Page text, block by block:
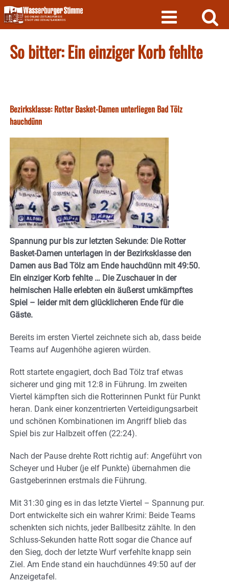
Skip
to
content
So bitter: Ein einziger Korb fehlte
Bezirksklasse: Rotter Basket-Damen unterliegen Bad Tölz
hauchdünn
Spannung pur bis zur letzten Sekunde: Die Rotter
Basket-Damen unterlagen in der Bezirksklasse den
Damen aus Bad Tölz am Ende hauchdünn mit 49:50.
Ein einziger Korb fehlte … Die Zuschauer in der
heimischen Halle erlebten ein äußerst umkämpftes
Spiel – leider mit dem glücklicheren Ende für die
Gäste.
Bereits im ersten Viertel zeichnete sich ab, dass beide
Teams auf Augenhöhe agieren würden.
Rott startete engagiert, doch Bad Tölz traf etwas
sicherer und ging mit 12:8 in Führung. Im zweiten
Viertel kämpften sich die Rotterinnen Punkt für Punkt
heran. Dank einer konzentrierten Verteidigungsarbeit
und schönen Kombinationen im Angriff blieb das
Spiel bis zur Halbzeit offen (22:24).
Nach der Pause drehte Rott richtig auf: Angeführt von
Scheyer und Huber (je elf Punkte) übernahmen die
Gastgeberinnen erstmals die Führung.
Mit 31:30 ging es in das letzte Viertel – Spannung pur.
Dort entwickelte sich ein wahrer Krimi: Beide Teams
schenkten sich nichts, jeder Ballbesitz zählte. In den
Schluss-Sekunden hatte Rott sogar die Chance auf
den Sieg, doch der letzte Wurf verfehlte knapp sein
Ziel. Am Ende stand ein hauchdünnes 49:50 auf der
Anzeigetafel.